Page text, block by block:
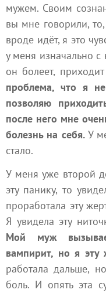
мужем. Своим
вы мне говорили,
вроде идёт, я это
у меня изначально с
он болеет,
проблема, что я
позволяю
после него мне
болезнь на себя.У
стало.
У меня уже второй
эту панику, то
проработала эту
Я увидела эту
Мой муж
вампирит, но я эту
работала дальше,
боль. И опять эта